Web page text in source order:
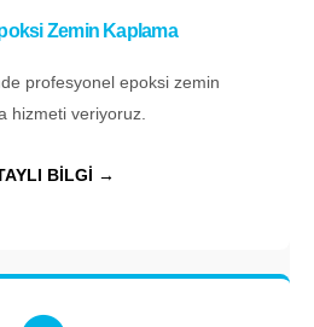
Zemin Kaplama
profesyonel epoksi zemin
hizmeti veriyoruz.
BİLGİ →